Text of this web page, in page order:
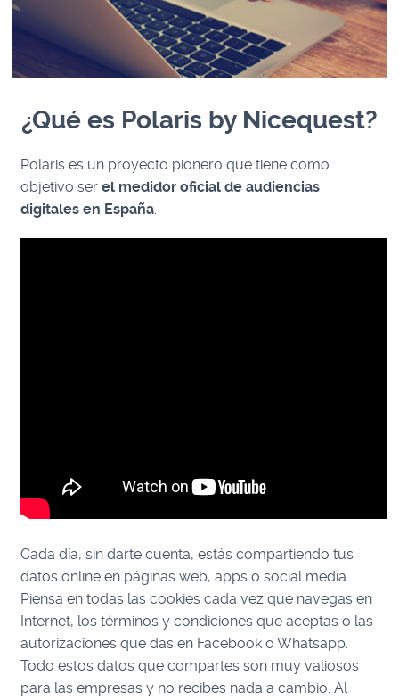
¿Qué es Polaris by Nicequest?
Polaris es un proyecto pionero que tiene como
objetivo serel medidor oficial de audiencias
digitales en España
Cada día, sin darte cuenta, estás compartiendo tus
datos online en páginas web, apps o social media.
Piensa en todas las cookies cada vez que navegas en
Internet, los términos y condiciones que aceptas o las
autorizaciones que das en Facebook o Whatsapp.
Todo estos datos que compartes son muy valiosos
para las empresas y no recibes nada a cambio. Al